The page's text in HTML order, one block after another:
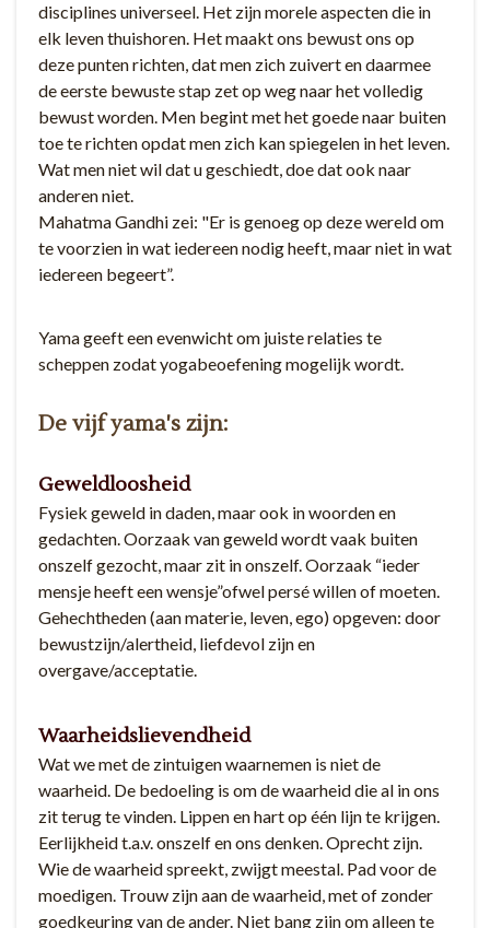
disciplines universeel. Het zijn morele aspecten die in
elk leven thuishoren. Het maakt ons bewust ons op
deze punten richten, dat men zich zuivert en daarmee
de eerste bewuste stap zet op weg naar het volledig
bewust worden. Men begint met het goede naar buiten
toe te richten opdat men zich kan spiegelen in het leven.
Wat men niet wil dat u geschiedt, doe dat ook naar
anderen niet.
Mahatma Gandhi zei: "Er is genoeg op deze wereld om
te voorzien in wat iedereen nodig heeft, maar niet in wat
iedereen begeert”.
Yama geeft een evenwicht om juiste relaties te
scheppen zodat yogabeoefening mogelijk wordt.
De vijf yama's zijn:
Geweldloosheid
Fysiek geweld in daden, maar ook in woorden en
gedachten. Oorzaak van geweld wordt vaak buiten
onszelf gezocht, maar zit in onszelf. Oorzaak “ieder
mensje heeft een wensje”ofwel persé willen of moeten.
Gehechtheden (aan materie, leven, ego) opgeven: door
bewustzijn/alertheid, liefdevol zijn en
overgave/acceptatie.
Waarheidslievendheid
Wat we met de zintuigen waarnemen is niet de
waarheid. De bedoeling is om de waarheid die al in ons
zit terug te vinden. Lippen en hart op één lijn te krijgen.
Eerlijkheid t.a.v. onszelf en ons denken. Oprecht zijn.
Wie de waarheid spreekt, zwijgt meestal. Pad voor de
moedigen. Trouw zijn aan de waarheid, met of zonder
goedkeuring van de ander. Niet bang zijn om alleen te